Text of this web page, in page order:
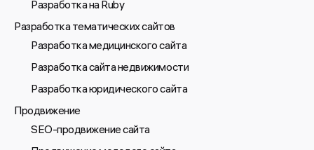
Разработка на Ruby
Разработка тематических сайтов
Разработка медицинского сайта
Разработка сайта недвижимости
Разработка юридического сайта
Продвижение
SEO-продвижение сайта